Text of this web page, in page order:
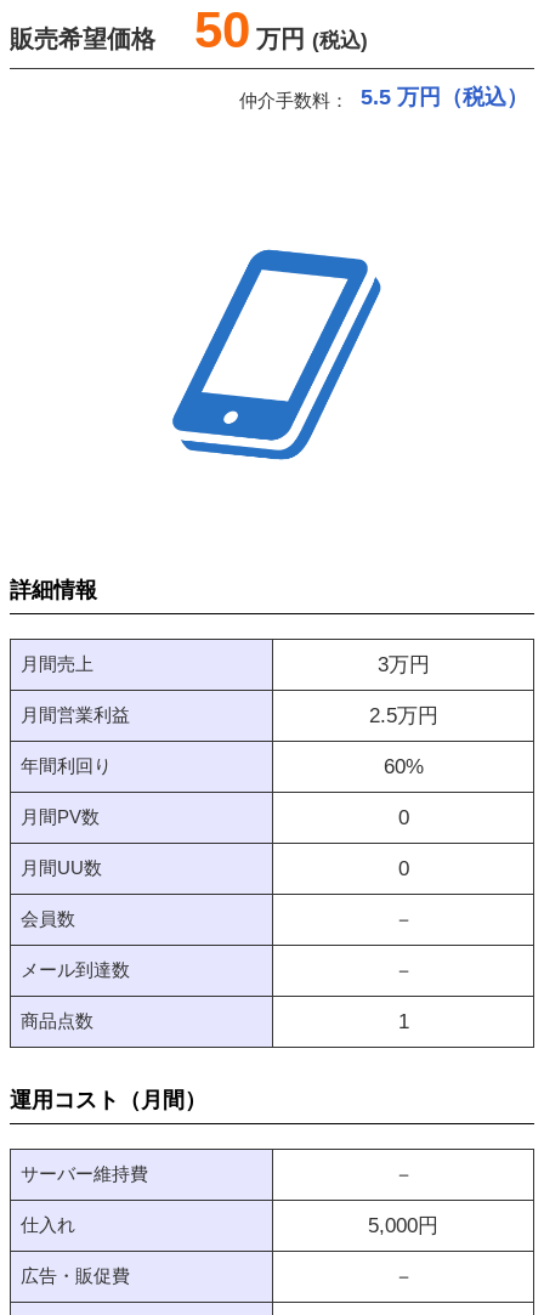
販売希望価格 50 万円 (税込)
仲介手数料： 5.5 万円（税込）
詳細情報
月間売上 3万円
月間営業利益 2.5万円
年間利回り 60%
月間PV数 0
月間UU数 0
会員数 －
メール到達数 －
商品点数 1
運用コスト（月間）
サーバー維持費 －
仕入れ 5,000円
広告・販促費 －